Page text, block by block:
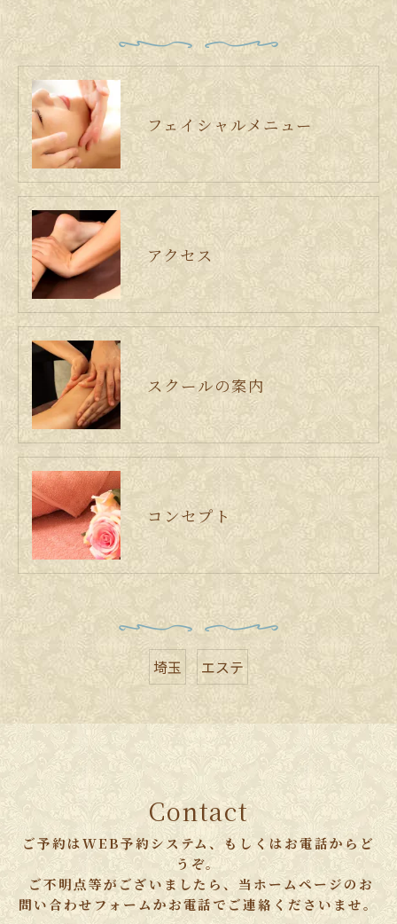
フェイシャルメニュー
アクセス
スクールの案内
コンセプト
埼玉 エステ
ご予約はWEB予約システム、もしくはお電話からど
うぞ。
ご不明点等がございましたら、当ホームページのお
問い合わせフォームかお電話でご連絡くださいませ。
Contact